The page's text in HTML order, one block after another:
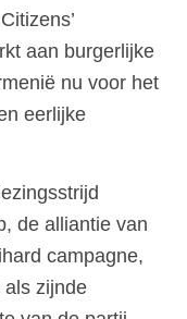
aan burgerlijke
nu voor het
eerlijke
de alliantie van
campagne,
als zijnde